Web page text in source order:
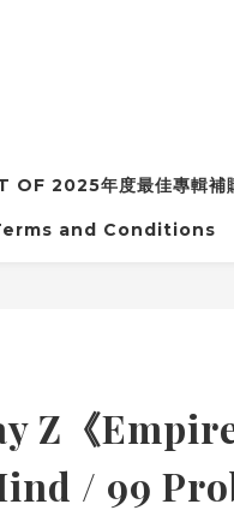
OF 2025年度最佳專輯補
and Conditions
Z《
/ 99